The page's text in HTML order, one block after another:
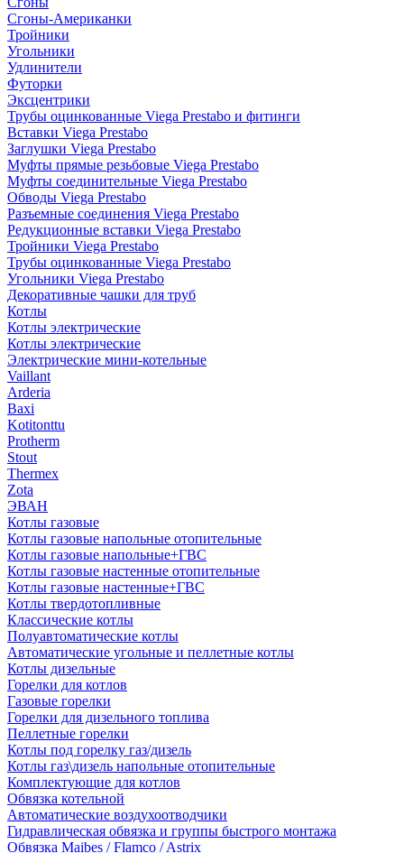
Сгоны-Американки
Тройники
Угольники
Удлинители
Футорки
Эксцентрики
Трубы оцинкованные Viega Prestabo и фитинги
Вставки Viega Prestabo
Заглушки Viega Prestabo
Муфты прямые резьбовые Viega Prestabo
Муфты соединительные Viega Prestabo
Обводы Viega Prestabo
Разъемные соединения Viega Prestabo
Редукционные вставки Viega Prestabo
Тройники Viega Prestabo
Трубы оцинкованные Viega Prestabo
Угольники Viega Prestabo
Декоративные чашки для труб
Котлы
Котлы электрические
Котлы электрические
Электрические мини-котельные
Vaillant
Arderia
Baxi
Kotitonttu
Protherm
Stout
Thermex
Zota
ЭВАН
Котлы газовые
Котлы газовые напольные отопительные
Котлы газовые напольные+ГВС
Котлы газовые настенные отопительные
Котлы газовые настенные+ГВС
Котлы твердотопливные
Классические котлы
Полуавтоматические котлы
Автоматические угольные и пеллетные котлы
Котлы дизельные
Горелки для котлов
Газовые горелки
Горелки для дизельного топлива
Пеллетные горелки
Котлы под горелку газ/дизель
Котлы газ\дизель напольные отопительные
Комплектующие для котлов
Обвязка котельной
Автоматические воздухоотводчики
Гидравлическая обвязка и группы быстрого монтажа
Обвязка Maibes / Flamco / Astrix